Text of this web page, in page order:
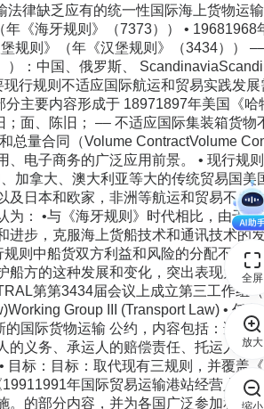
律缺乏应有的统一性国际海上货物运
《海牙规则》（7373）） • 19681968
规则》（年《汉堡规则》（3434））
：中国、俄罗斯、
行规则不适应国际航运和贸易实践发
主要内容形成于 18971897年美国《哈
面、陈旧； –– 不适应国际集装箱货物
总量合同（Volume ContractVolume
电子商务的广泛应用前景。 • 现行规
加拿大、澳大利亚等大的传统贸易国美
日本和欧家，非洲等航运和贸易不发
： •与《海牙规则》时代相比，由于
步，克服海上货船技术和通讯技术的
则中船货双方利益和风险的分配不适应
方的这种发展和变化，突出表现为过
第第3434届会议上成立第三工作组
Group III (Transport Law) • 任
国际货物运输 公约，内容包括：适用
义务、承运人的赔偿责任、托运人的
标：目标：取代现有三规则，并覆盖
年国际贸易运输港站经营人责
的部分内容，并为各国广泛参加和实施
全屏
放大
缩小